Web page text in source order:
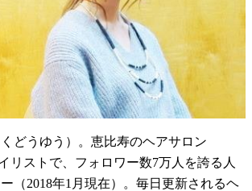
どうゆう）。恵比寿のヘアサロン
リストで、フォロワー数7万人を誇る人
（2018年1月現在）。毎日更新されるヘ